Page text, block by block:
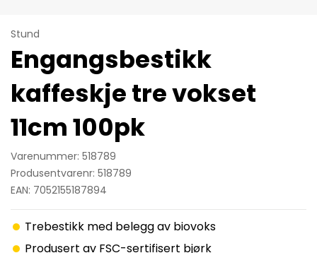
Stund
Engangsbestikk
kaffeskje tre vokset
11cm 100pk
Varenummer: 518789
Produsentvarenr: 518789
EAN: 7052155187894
Trebestikk med belegg av biovoks
Produsert av FSC-sertifisert bjørk